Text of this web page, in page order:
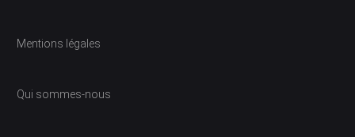
Mentions légales
Qui sommes-nous